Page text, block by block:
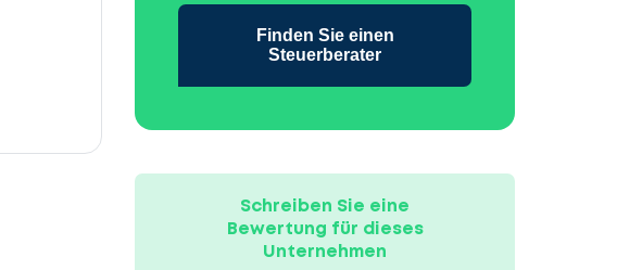
Finden Sie einen
Steuerberater
Schreiben Sie eine
Bewertung für dieses
Unternehmen